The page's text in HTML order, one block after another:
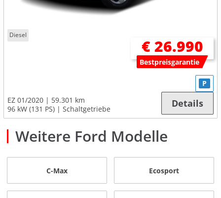
Diesel
€ 26.990
Bestpreisgarantie
EZ 01/2020
59.301 km
96 kW (131 PS)
Schaltgetriebe
P
Details
Weitere Ford Modelle
C-Max Ecosport